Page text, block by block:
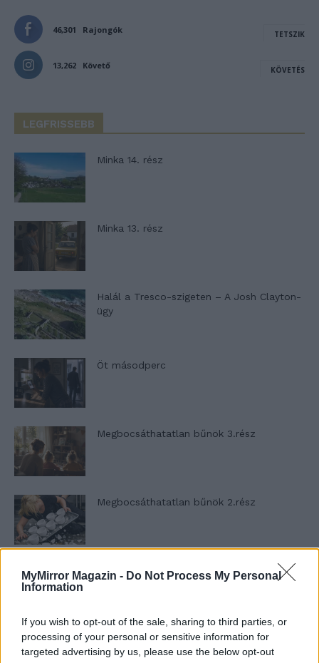
MyMirror Magazin - Do Not Process My Personal
Information
If you wish to opt-out of the sale, sharing to third parties, or
processing of your personal or sensitive information for
targeted advertising by us, please use the below opt-out
46,301 Rajongók TETSZIK
13,262 Követő KÖVETÉS
LEGFRISSEBB
Minka 14. rész
Minka 13. rész
Halál a Tresco-szigeten – A Josh Clayton-
ügy
Öt másodperc
Megbocsáthatatlan bűnök 3.rész
Megbocsáthatatlan bűnök 2.rész
Megbocsáthatatlan bűnök 1.rész
Szent Genovéva, a túlélő Franciaország
jelképe